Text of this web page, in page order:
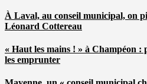
À Laval, au conseil municipal, on
Léonard Cottereau
« Haut les mains ! » à Champéon
les emprunter